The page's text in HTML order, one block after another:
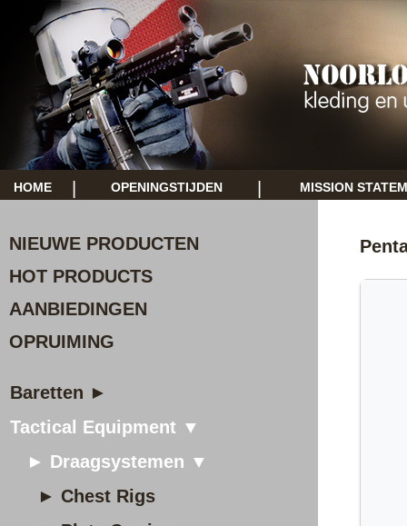
HOME OPENINGSTIJDEN MISSION
NIEUWE PRODUCTEN
HOT PRODUCTS
AANBIEDINGEN
OPRUIMING
Baretten ►
Tactical Equipment ▼
► Draagsystemen ▼
► Chest Rigs